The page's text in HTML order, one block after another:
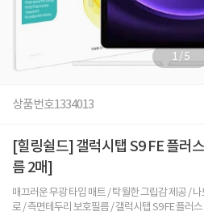
1/5
상품번호1334013
[힐링쉴드] 갤럭시탭 S9 FE 플러
름 2매]
매끄러운 무광 타입 매트 / 탁월한 그립감 제공 /
로 / 측면테두리 보호필름 / 갤럭시탭 S9 FE 플러스